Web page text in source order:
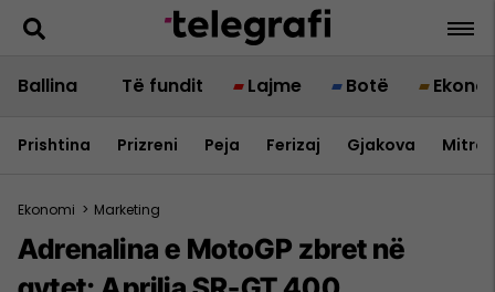
Ballina Të fundit Lajme Botë
Prishtina Prizreni Peja Ferizaj Gjakova
Ekonomi > Marketing
Adrenalina e MotoGP zbret në